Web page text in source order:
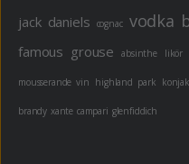
jack daniels cognac vodka
famous grouse absinthe likör
mousserande vin highland park konjak
brandy xante campari glenfiddich